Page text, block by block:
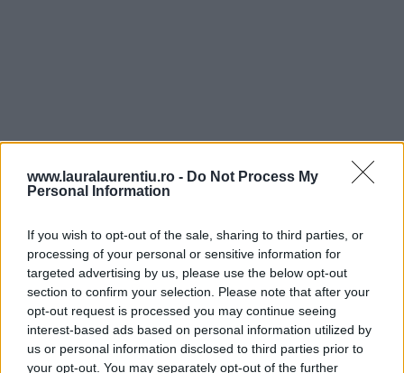
www.lauralaurentiu.ro - Do Not Process My
Personal Information
If you wish to opt-out of the sale, sharing to third parties, or
processing of your personal or sensitive information for
targeted advertising by us, please use the below opt-out
section to confirm your selection. Please note that after your
opt-out request is processed you may continue seeing
interest-based ads based on personal information utilized by
us or personal information disclosed to third parties prior to
your opt-out. You may separately opt-out of the further